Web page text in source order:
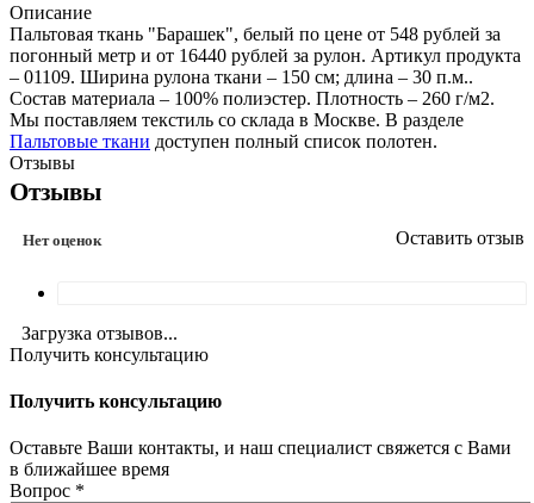
Описание
Пальтовая ткань "Барашек", белый по цене от 548 рублей за
погонный метр и от 16440 рублей за рулон. Артикул продукта
– 01109. Ширина рулона ткани – 150 см; длина – 30 п.м..
Состав материала – 100% полиэстер. Плотность – 260 г/м2.
Мы поставляем текстиль со склада в Москве. В разделе
Пальтовые ткани доступен полный список полотен.
Отзывы
Отзывы
Нет оценок Оставить отзыв
Загрузка отзывов...
Получить консультацию
Получить консультацию
Оставьте Ваши контакты, и наш специалист свяжется с Вами
в ближайшее время
Вопрос *